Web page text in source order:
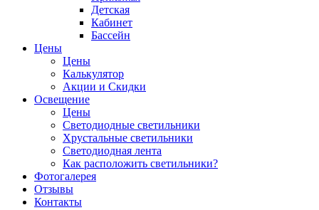
Детская
Кабинет
Бассейн
Цены
Цены
Калькулятор
Акции и Скидки
Освещение
Цены
Светодиодные светильники
Хрустальные светильники
Светодиодная лента
Как расположить светильники?
Фотогалерея
Отзывы
Контакты